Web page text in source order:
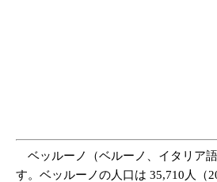
ベッルーノ（ベルーノ、イタリア語
す。ベッルーノの人口は 35,710人（